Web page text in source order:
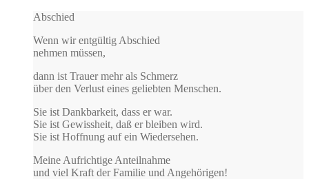
Abschied
Wenn wir entgültig Abschied
nehmen müssen,
dann ist Trauer mehr als Schmerz
über den Verlust eines geliebten Menschen.
Sie ist Dankbarkeit, dass er war.
Sie ist Gewissheit, daß er bleiben wird.
Sie ist Hoffnung auf ein Wiedersehen.
Meine Aufrichtige Anteilnahme
und viel Kraft der Familie und Angehörigen!